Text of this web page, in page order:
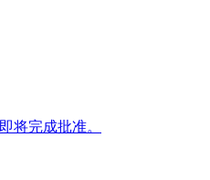
将完成批准。